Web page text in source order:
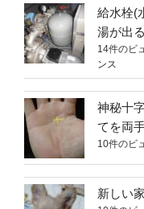
給水栓(
湯が出
14件のビ
ンス
神秘十
てを両
10件のビ
新しい